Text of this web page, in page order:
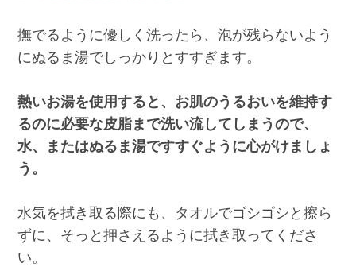
撫でるように優しく洗ったら、泡が残らないよう
にぬるま湯でしっかりとすすぎます。
熱いお湯を使用すると、お肌のうるおいを維持す
るのに必要な皮脂まで洗い流してしまうので、
水、またはぬるま湯ですすぐように心がけましょ
う。
水気を拭き取る際にも、タオルでゴシゴシと擦ら
ずに、そっと押さえるように拭き取ってくださ
い。